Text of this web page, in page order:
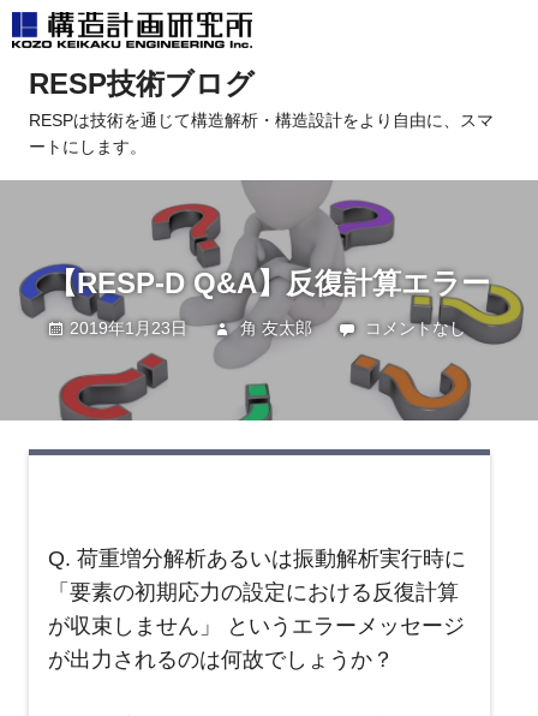
ツ
RESP技術ブログ
RESPは技術を通じて構造解析・構造設計をより自由に、スマ
ートにします。
【RESP-D Q&A】反復計算エラー
2019年1月23日 角 友太郎 未分類
コメントなし
Q. 荷重増分解析あるいは振動解析実行時に
「要素の初期応力の設定における反復計算
が収束しません」 というエラーメッセージ
が出力されるのは何故でしょうか？